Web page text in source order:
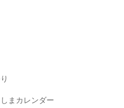
まカレンダー